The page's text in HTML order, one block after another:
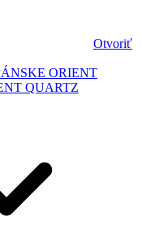
Otvoriť
ORIENT
QUARTZ